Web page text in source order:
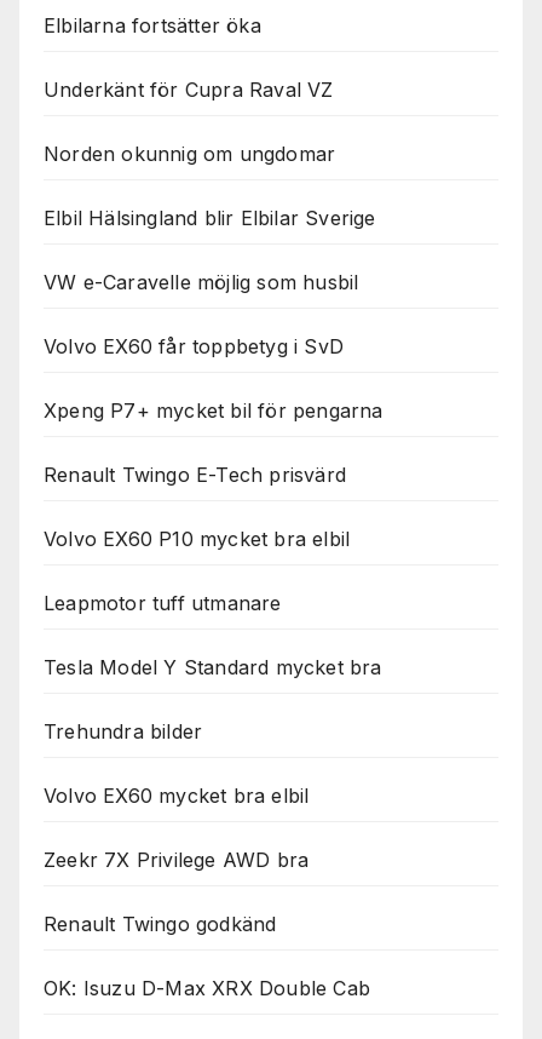
Elbilarna fortsätter öka
Underkänt för Cupra Raval VZ
Norden okunnig om ungdomar
Elbil Hälsingland blir Elbilar Sverige
VW e-Caravelle möjlig som husbil
Volvo EX60 får toppbetyg i SvD
Xpeng P7+ mycket bil för pengarna
Renault Twingo E-Tech prisvärd
Volvo EX60 P10 mycket bra elbil
Leapmotor tuff utmanare
Tesla Model Y Standard mycket bra
Trehundra bilder
Volvo EX60 mycket bra elbil
Zeekr 7X Privilege AWD bra
Renault Twingo godkänd
OK: Isuzu D-Max XRX Double Cab